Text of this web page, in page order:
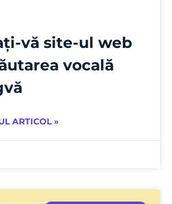
vă site-ul web
vocală
ARTICOL »